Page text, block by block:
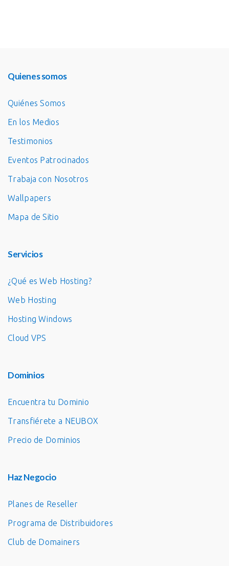
Quienes somos
Quiénes Somos
En los Medios
Testimonios
Eventos Patrocinados
Trabaja con Nosotros
Wallpapers
Mapa de Sitio
Servicios
¿Qué es Web Hosting?
Web Hosting
Hosting Windows
Cloud VPS
Dominios
Encuentra tu Dominio
Transfiérete a NEUBOX
Precio de Dominios
Haz Negocio
Planes de Reseller
Programa de Distribuidores
Club de Domainers